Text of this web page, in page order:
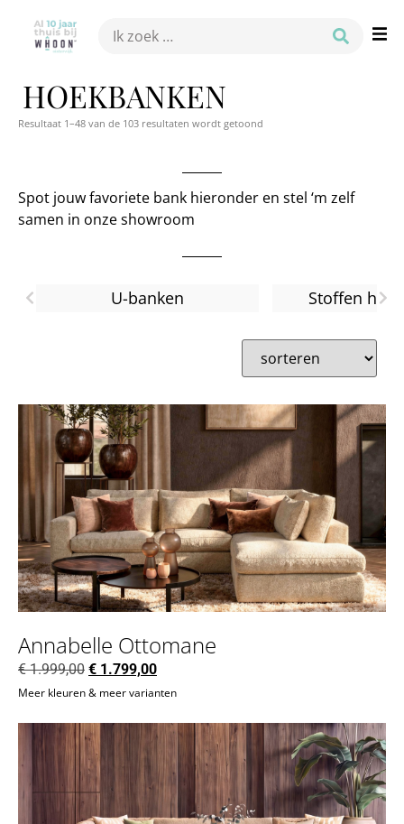
HOEKBANKEN
Resultaat 1–48 van de 103 resultaten wordt getoond
Spot jouw favoriete bank hieronder en stel ‘m zelf
samen in onze showroom
U-banken Stoffen
Annabelle Ottomane
€1.999,00 € 1.799,00
Meer kleuren & meer varianten